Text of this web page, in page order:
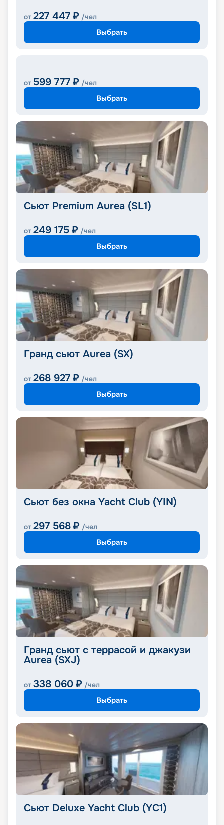
от 227 447 ₽ /чел
Выбрать
от 599 777 ₽ /чел
Выбрать
Сьют Premium Aurea (SL1)
от 249 175 ₽ /чел
Выбрать
Гранд сьют Aurea (SX)
от 268 927 ₽ /чел
Выбрать
Сьют без окна Yacht Club (YIN)
от 297 568 ₽ /чел
Выбрать
Гранд сьют с террасой и джакузи
Aurea (SXJ)
от 338 060 ₽ /чел
Выбрать
Сьют Deluxe Yacht Club (YC1)